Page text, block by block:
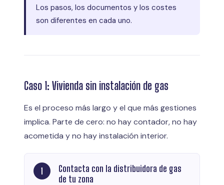
Los pasos, los documentos y los costes
son diferentes en cada uno.
Caso 1: Vivienda sin instalación de gas
Es el proceso más largo y el que más gestiones
implica. Parte de cero: no hay contador, no hay
acometida y no hay instalación interior.
Contacta con la distribuidora de gas
de tu zona